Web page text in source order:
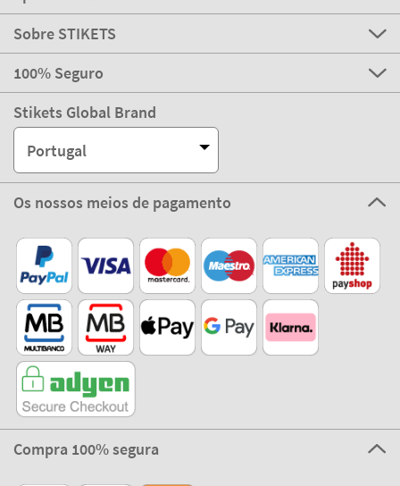
Sobre STIKETS
100% Seguro
Stikets Global Brand
Portugal
Os nossos meios de pagamento
Compra 100% segura